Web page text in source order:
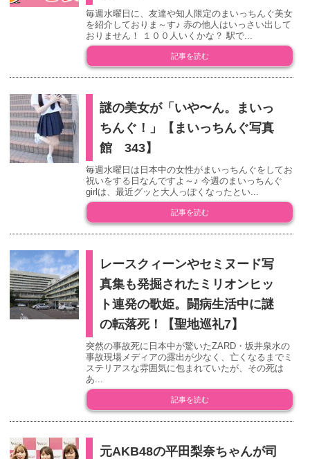
毎週水曜日に、友達や知人限定のまいっちんぐ美女
を紹介しておりま～す♪ 赤の他人はいっさい出して
おりません！ １００人いくかな？ 駅で...
記事を読む
謎の美女が「いや〜ん。まいっ
ちんぐ！」【まいっちんぐ写真
館 343】
毎週水曜日は日本中の女性がまいっちんぐをしてお
祝いをする日なんですよ～♪ 今週のまいっちんぐ
girlは、最近グッと大人っぽくなったとい...
記事を読む
レースクィーンやセミヌード写
真集も発掘されたミリオンヒッ
ト連発の歌姫。闘病生活中に謎
の転落死！【聖地巡礼7】
突然の事故死に日本中が驚いたZARD・坂井泉水の
事故現場メディアの露出が少なく、亡くなるまでミ
ステリアスな雰囲気に包まれていたが、その死は
あ...
記事を読む
元AKB48の平田梨奈ちゃんが司